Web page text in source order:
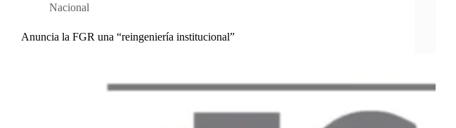
Nacional
Anuncia la FGR una “reingeniería institucional”